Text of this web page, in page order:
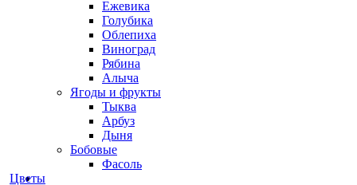
Ежевика
Голубика
Облепиха
Виноград
Рябина
Алыча
Ягоды и фрукты
Тыква
Арбуз
Дыня
Бобовые
Фасоль
Цветы